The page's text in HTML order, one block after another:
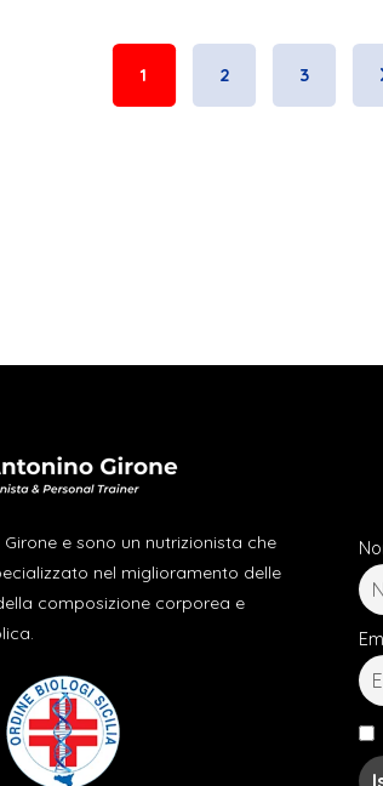
1 2 3
e sono un nutrizionista che
nel miglioramento delle
composizione corporea e